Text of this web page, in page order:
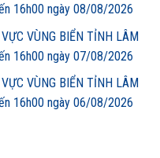
16h00 ngày 08/08/2026
VÙNG BIỂN TỈNH LÂM
16h00 ngày 07/08/2026
VÙNG BIỂN TỈNH LÂM
16h00 ngày 06/08/2026